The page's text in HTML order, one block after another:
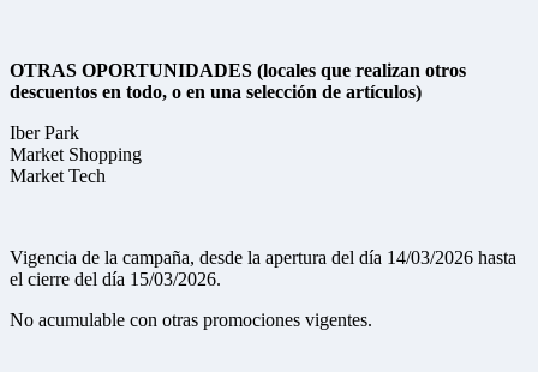
OTRAS OPORTUNIDADES (locales que realizan otros
descuentos en todo, o en una selección de artículos)
Iber Park
Market Shopping
Market Tech
Vigencia de la campaña, desde la apertura del día 14/03/2026 hasta
el cierre del día 15/03/2026.
No acumulable con otras promociones vigentes.